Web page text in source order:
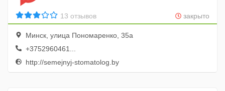
закрыто
13 отзывов
Минск, улица Пономаренко, 35а
+3752960461...
http://semejnyj-stomatolog.by